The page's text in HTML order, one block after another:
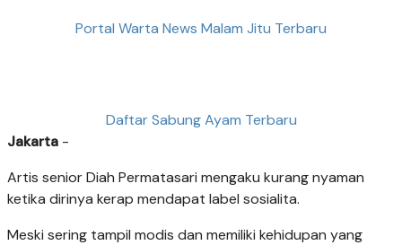
Portal Warta News Malam Jitu Terbaru
Daftar Sabung Ayam Terbaru
Jakarta -
Artis senior Diah Permatasari mengaku kurang nyaman
ketika dirinya kerap mendapat label sosialita.
Meski sering tampil modis dan memiliki kehidupan yang